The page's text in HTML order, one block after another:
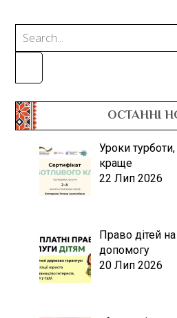
ОСТАННІ
Уроки
краще
22 Лип 2026
Право дітей
допомогу
20 Лип 2026